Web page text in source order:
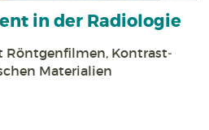
in der Radiologie
Röntgen­filmen, Kontrast­
Materialien